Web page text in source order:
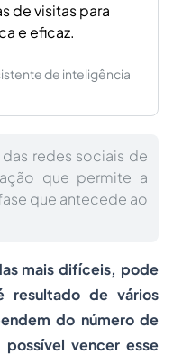
de visitas para
e eficaz.
de inteligência
redes sociais de
que permite a
que antecede ao
mais difíceis, pode
resultado de vários
do número de
vencer esse